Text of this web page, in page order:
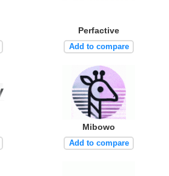
Perfactive
Add to compare
Mibowo
Add to compare